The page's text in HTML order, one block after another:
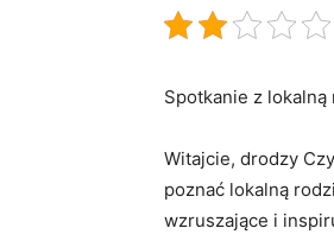
Spotkanie z
Witajcie, drodzy
poznać lokalną
⁤wzruszające‍ i⁣